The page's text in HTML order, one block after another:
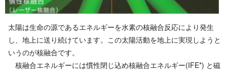
太陽は生命の源であるエネルギーを水素の核融合反応により発生
し、地上に送り続けています。この太陽活動を地上に実現しようと
いうのが核融合です。
核融合エネルギーには慣性閉じ込め核融合エネルギー(IFE*) と磁